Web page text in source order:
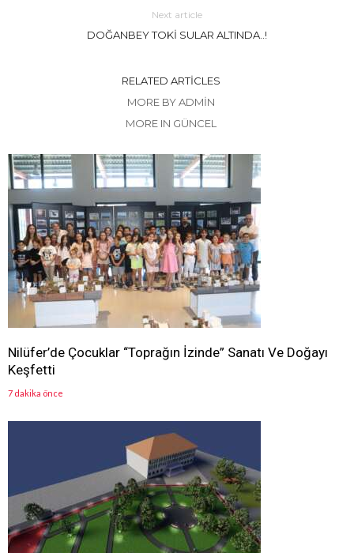
Next article
DOĞANBEY TOKİ SULAR ALTINDA..!
RELATED ARTICLES
MORE BY ADMIN
MORE IN GÜNCEL
Nilüfer’de Çocuklar “Toprağın İzinde” Sanatı Ve Doğayı
Keşfetti
7 dakika önce